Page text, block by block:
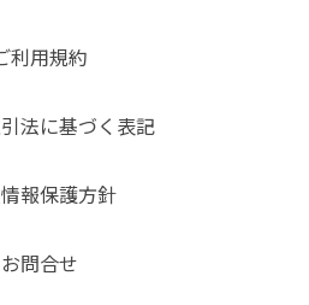
利用規約
法に基づく表記
報保護方針
お問合せ